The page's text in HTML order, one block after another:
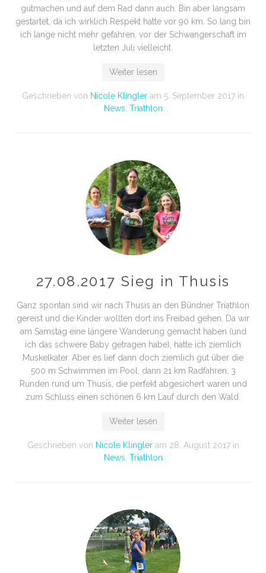
gutmachen und auf dem Rad dann auch. Bin aber langsam
gestartet, da ich wirklich Respekt hatte vor 90 km. So lang bin
ich lange nicht mehr gefahren, vor der Schwangerschaft im
letzten Juli vielleicht.
Weiter lesen
Geschrieben von Nicole Klingler am 5. September 2017 in
News Triathlon
27.08.2017 Sieg in Thusis
Ganz spontan sind wir nach Thusis an den Bündner Triathlon
gereist und die Kinder wollten dort ins Freibad gehen. Da wir
am Samstag eine längere Wanderung gemacht haben (und
ich das schwere Baby getragen habe), hatte ich ziemlich
Muskelkater. Aber es lief dann doch ziemlich gut über die
500 m Schwimmen im Pool, dann 21 km Radfahren, 3
Runden rund um Thusis, die perfekt abgesichert waren und
zum Schluss einen schönen 6 km Lauf durch den Wald.
Weiter lesen
Geschrieben von Nicole Klingleram 28. August 2017in
News Triathlon